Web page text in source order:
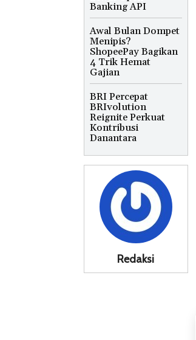
Banking API
Awal Bulan Dompet
Menipis?
ShopeePay Bagikan
4 Trik Hemat
Gajian
BRI Percepat
BRIvolution
Reignite Perkuat
Kontribusi
Danantara
Redaksi